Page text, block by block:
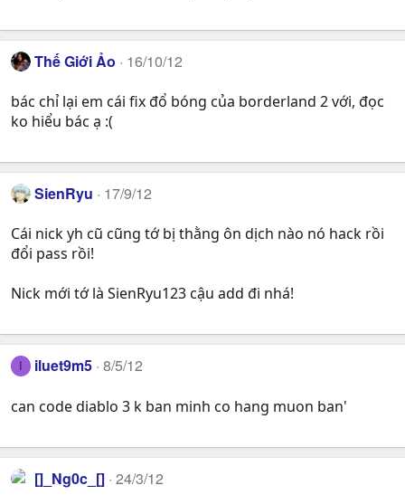
Thế Giới Ảo 16/10/12
bác chỉ lại em cái fix đổ bóng của borderland 2 với, đọc
ko hiểu bác ạ :(
SienRyu 17/9/12
Cái nick yh cũ cũng tớ bị thằng ôn dịch nào nó hack rồi
đổi pass rồi!
Nick mới tớ là SienRyu123 cậu add đi nhá!
iluet9m5 8/5/12
can code diablo 3 k ban minh co hang muon ban'
[]_Ng0c_[] 24/3/12